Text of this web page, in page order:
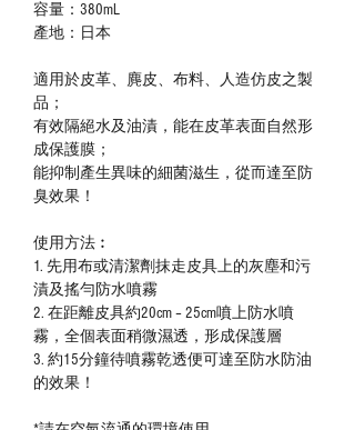
容量： 380mL
產地：日本
適用於皮革、麂皮、布料、人造仿皮之製
品；
有效隔絕水及油漬，能在皮革表面自然形
成保護膜；
能抑制產生異味的細菌滋生，從而達至防
臭效果！
使用方法︰
1. 先用布或清潔劑抹走皮具上的灰塵和污
漬及搖勻防水噴霧
2. 在距離皮具約20cm – 25cm噴上防水噴
霧，全個表面稍微濕透，形成保護層
3. 約15分鐘待噴霧乾透便可達至防水防油
的效果！